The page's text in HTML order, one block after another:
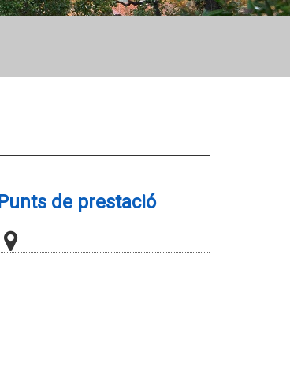
Punts de prestació